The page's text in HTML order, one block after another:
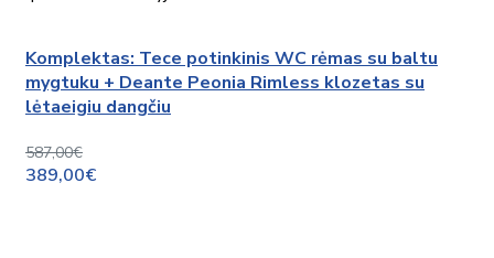
Komplektas: Tece potinkinis WC rėmas su baltu
mygtuku + Deante Peonia Rimless klozetas su
lėtaeigiu dangčiu
587,00€
389,00€